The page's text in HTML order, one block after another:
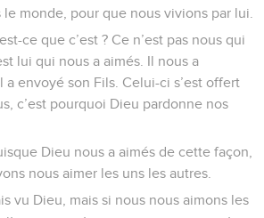
monde, pour que nous vivions par lui.
ce que c’est ? Ce n’est pas nous qui
lui qui nous a aimés. Il nous a
a envoyé son Fils. Celui-ci s’est offert
c’est pourquoi Dieu pardonne nos
Dieu nous a aimés de cette façon,
nous aimer les uns les autres.
vu Dieu, mais si nous nous aimons les